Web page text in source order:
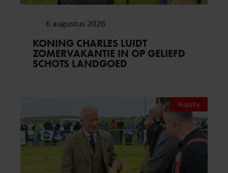
6 augustus 2026
KONING CHARLES LUIDT
ZOMERVAKANTIE IN OP GELIEFD
SCHOTS LANDGOED
Royalty